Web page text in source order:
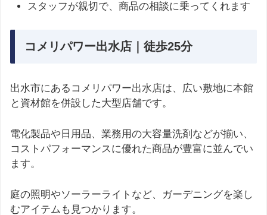
スタッフが親切で、商品の相談に乗ってくれます
コメリパワー出水店｜徒歩25分
出水市にあるコメリパワー出水店は、広い敷地に本館
と資材館を併設した大型店舗です。
電化製品や日用品、業務用の大容量洗剤などが揃い、
コストパフォーマンスに優れた商品が豊富に並んでい
ます。
庭の照明やソーラーライトなど、ガーデニングを楽し
むアイテムも見つかります。